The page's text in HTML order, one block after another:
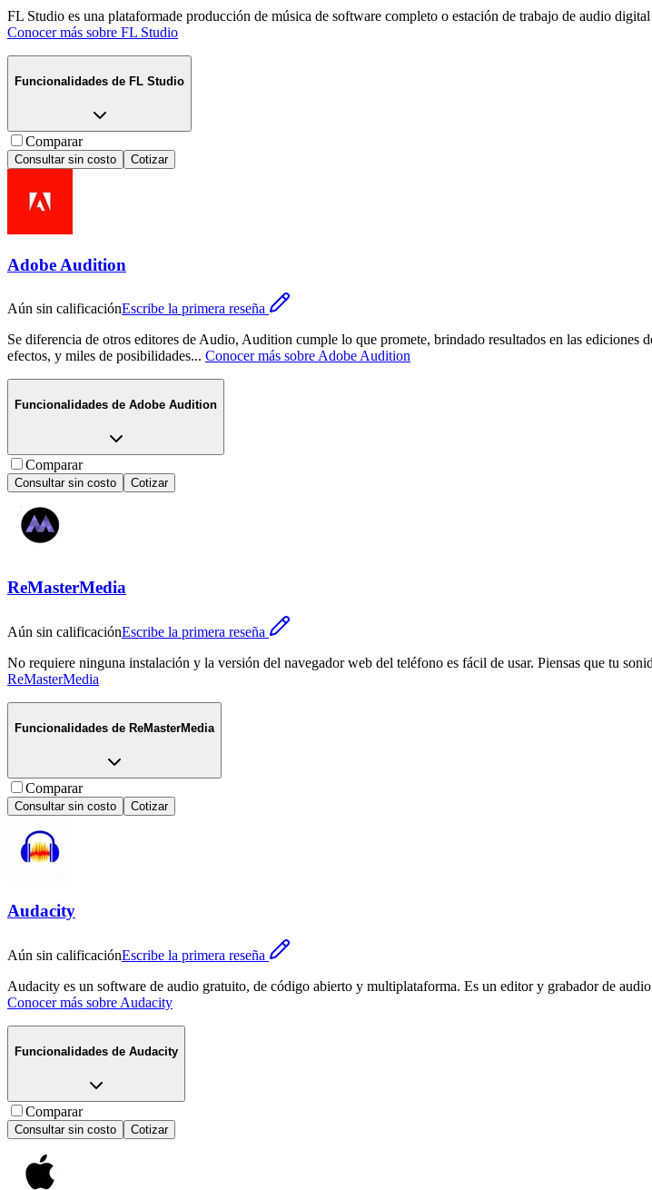
FL Studio es una plataformade producción de música de software completo o estación de trabajo de audio
Conocer más sobre FL Studio
Funcionalidades de FL Studio
Comparar
Consultar sin costo Cotizar
Adobe Audition
Aún sin calificaciónEscribe la primera reseña
Se diferencia de otros editores de Audio, Audition cumple lo que promete, brindado resultados en las
efectos, y miles de posibilidades... Conocer más sobre Adobe Audition
Funcionalidades de Adobe Audition
Comparar
Consultar sin costo Cotizar
ReMasterMedia
Aún sin calificaciónEscribe la primera reseña
No requiere ninguna instalación y la versión del navegador web del teléfono es fácil de usar. Piensas que tu
ReMasterMedia
Funcionalidades de ReMasterMedia
Comparar
Consultar sin costo Cotizar
Audacity
Aún sin calificaciónEscribe la primera reseña
Audacity es un software de audio gratuito, de código abierto y multiplataforma. Es un editor y grabador de
Conocer más sobre Audacity
Funcionalidades de Audacity
Comparar
Consultar sin costo Cotizar